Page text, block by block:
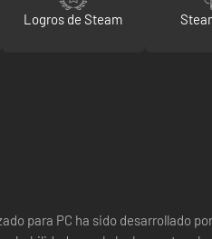
Logros de Steam
para PC ha sido desarrollado